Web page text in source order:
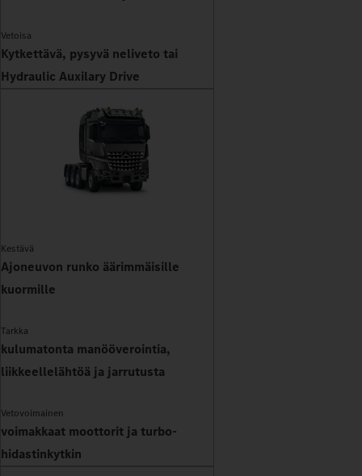
Vetoisa
Kytkettävä, pysyvä neliveto tai
Hydraulic Auxilary Drive
Kestävä
Ajoneuvon runko äärimmäisille
kuormille
Tarkka
kulumatonta manööverointia,
liikkeellelähtöä ja jarrutusta
Vetovoimainen
voimakkaat moottorit ja turbo-
hidastinkytkin